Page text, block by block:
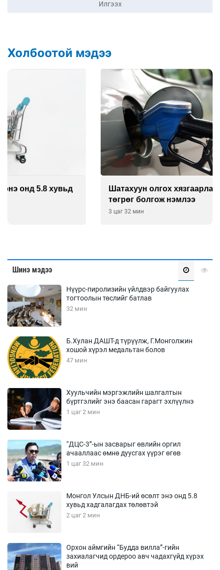
Илгээх
Холбоотой мэдээ
Шатахуун олгох хязгаарлалтыг 100 мянган
Шинэ мэдээ
Нүүрс-пиролизийн үйлдвэр байгуулах
тогтоолын төслийг батлав
32 мин
Б.Хулан ДАШТ-д түрүүлж, Г.Монголжин
хошой хүрэл медальтан болов
47 мин
Хуульчийн мэргэжлийн шалгалтын
бүртгэлийг энэ баасан гарагт эхлүүлнэ
1 цаг 2 мин
“ДЦС-3”-ын засварыг өвлийн оргил
ачааллаас өмнө дуусгах үүрэг өгөв
1 цаг 32 мин
Монгол Улсын ДНБ-ий өсөлт энэ онд 5.8
хувьд хадгалагдах төлөвтэй
2 цаг 2 мин
Орхон аймгийн “Будда вилла”-гийн
захиалагчид ордероо авч чадахгүйд хүрэх
вий